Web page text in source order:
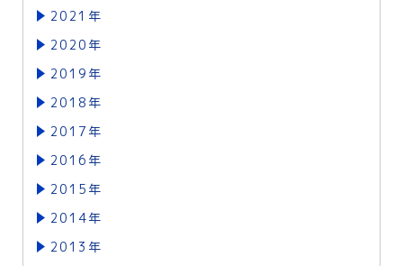
2021年
2020年
2019年
2018年
2017年
2016年
2015年
2014年
2013年